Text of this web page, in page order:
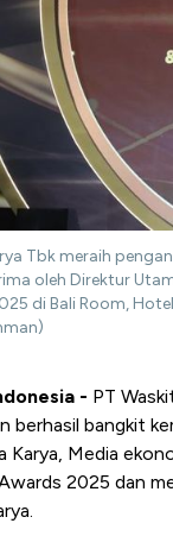
Tbk meraih
oleh Direktur
di Bali Room,
- PT
berhasil bangkit
Karya, Media
2025 dan